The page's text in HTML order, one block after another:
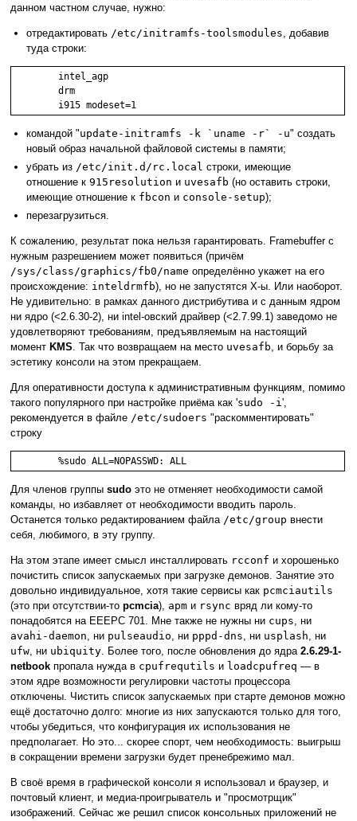
данном частном случае, нужно:
отредактировать /etc/initramfs-toolsmodules, добавив
туда строки:
командой "update-initramfs -k `uname -r` -u" создать
новый образ начальной файловой системы в памяти;
убрать из /etc/init.d/rc.local строки, имеющие
отношение к 915resolution и uvesafb (но оставить строки,
имеющие отнoшение к fbcon и console-setup);
перезагрузиться.
К сожалению, результат пока нельзя гарантировать. Framebuffer с
нужным разрешением может появиться (причём
/sys/class/graphics/fb0/name определённо укажет на его
происхождение: inteldrmfb), но не запустятся Х-ы. Или наоборот.
Не удивительно: в рамкаx данного дистрибyтива и с данным ядром
ни ядро (<2.6.30-2), ни intel-овский драйвeр (<2.7.99.1) завeдомо нe
yдовлeтворяют трeбованиям, предъявляемым на настоящий
момент KMS. Так что возвращаем на место uvesafb, и борьбу за
эстетику консоли на этом прекращаем.
Для оперативности доступа к административным функциям, помимо
такого популярного при настройке приёма как 'sudo -i',
рекомендуется в файле /etc/sudoers "раскомментировать"
строку
	%sudo ALL=NOPASSWD: ALL
Для членов группы sudo это не отменяет необходимости самой
команды, но избавляет от необходимости вводить пароль.
Останется только редактированием файла /etc/group внести
себя, любимого, в эту группу.
На этом этапе имеет смысл инсталлировать rcconf и хорошенько
почистить список запускаемых при загрузке демонов. Занятие это
довольно индивидуальное, хотя такие сервисы как pcmciautils
(это при отсутствии-то pcmcia), apm и rsync вряд ли кому-то
понадобятся на EEEPC 701. Мне также не нужны ни cups, ни
avahi-daemon, ни pulseaudio, ни pppd-dns, ни usplash, ни
ufw, ни ubiquity. Более того, после обновления до ядра 2.6.29-1-
netbook пропала нужда в cpufrequtils и loadcpufreq — в
этом ядре возможности регулировки частоты процессора
отключены. Чистить список запускаемых при старте демонов можно
ещё достаточно долго: многие из них запускаются только для того,
чтобы убедиться, что конфигурация их использования не
предполагает. Но это... скорее спорт, чем необходимость: выигрыш
в сокращении времени загрузки будет пренебрежимо мал.
В своё время в графической консоли я использовал и браузер, и
почтовый клиент, и медиа-проигрыватель и "просмотрщик"
изображений. Сейчас же решил список консольных приложений не